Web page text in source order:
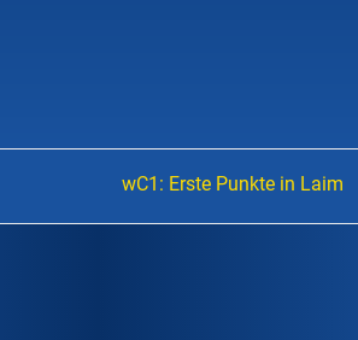
wC1: Erste Punkte in Laim